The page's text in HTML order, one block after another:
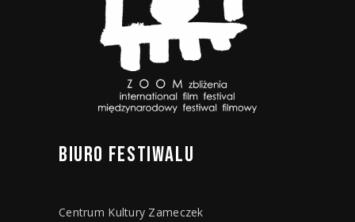
BIURO FESTIWALU
Centrum Kultury Zameczek